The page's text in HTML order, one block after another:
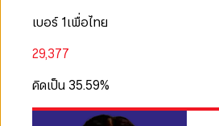
เบอร์ 1เพื่อไทย
29,377
คิดเป็น 35.59%